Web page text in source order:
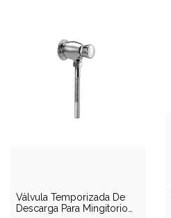
Válvula Temporizada De
Descarga Para Mingitorio